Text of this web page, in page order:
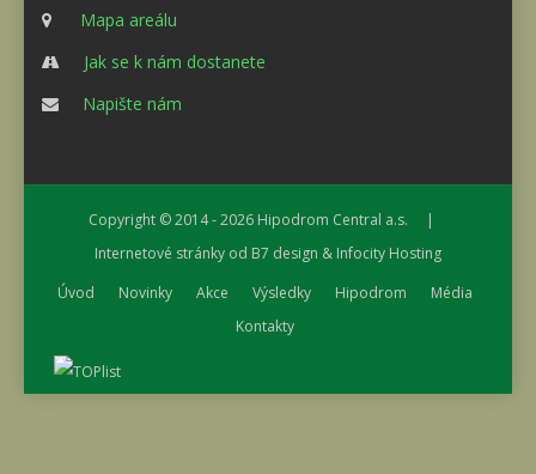
Mapa areálu
Jak se k nám dostanete
Napište nám
Copyright © 2014 - 2026 Hipodrom Central a.s. |
Internetové stránky od B7 design & Infocity Hosting
Úvod
Novinky Akce Výsledky Hipodrom
Média
Kontakty